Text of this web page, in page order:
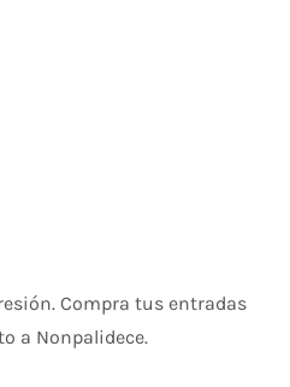
Compra tus entradas
a Nonpalidece.